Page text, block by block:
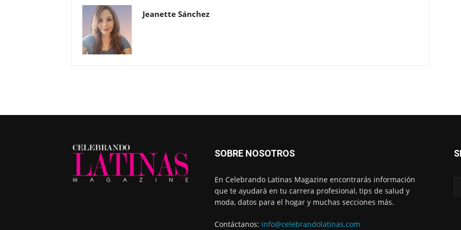
Jeanette Sánchez
SOBRE NOSOTROS
En Celebrando Latinas Magazine encontrarás información
que te ayudará en tu carrera profesional, tips de salud y
moda, datos para el hogar y muchas secciones más.
Contáctanos: info@celebrandolatinas.com